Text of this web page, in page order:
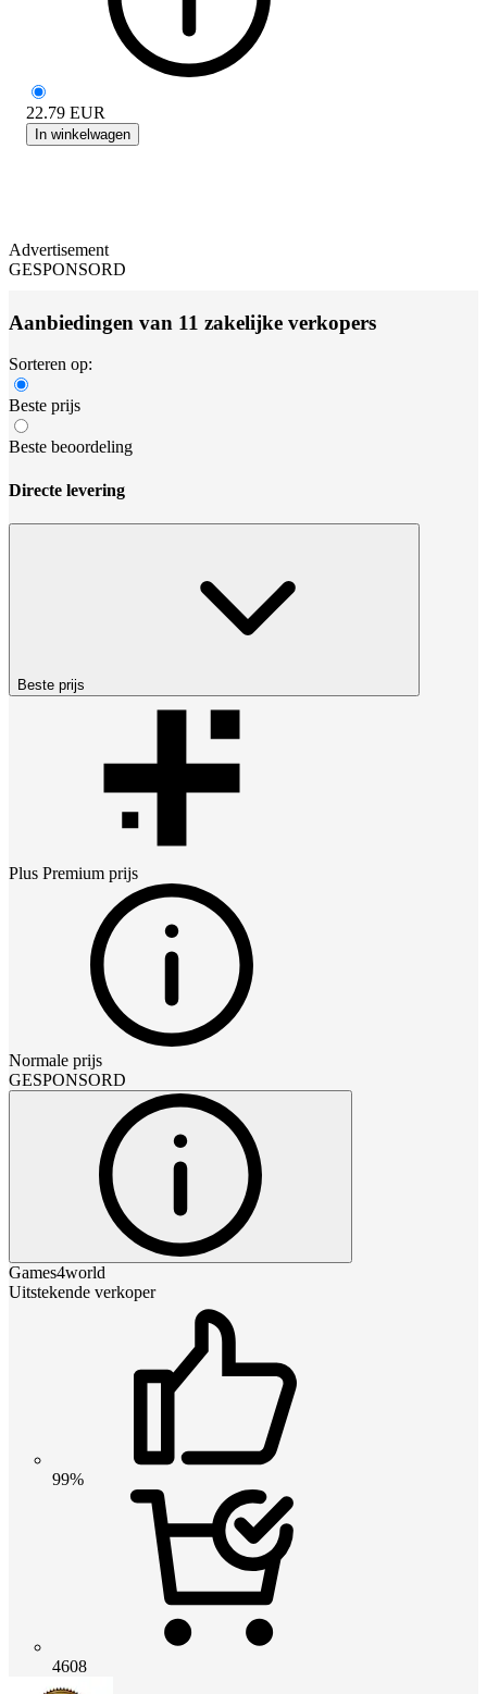
22.79 EUR
In winkelwagen
Advertisement
GESPONSORD
Aanbiedingen van 11 zakelijke verkopers
Sorteren op:
Beste prijs
Beste beoordeling
Directe levering
Beste prijs
Plus Premium prijs
Normale prijs
GESPONSORD
Games4world
Uitstekende verkoper
99%
4608